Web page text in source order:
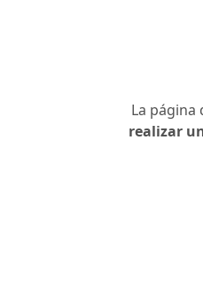
La página
realizar